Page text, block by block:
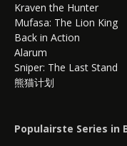
Kraven the Hunter
Mufasa: The Lion King
Back in Action
Alarum
Sniper: The Last Stand
熊猫计划
Populairste Series in